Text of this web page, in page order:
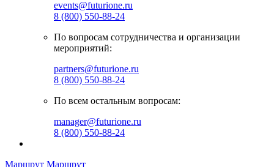
events@futurione.ru
8 (800) 550-88-24
По вопросам сотрудничества и организации
мероприятий:
partners@futurione.ru
8 (800) 550-88-24
По всем остальным вопросам:
manager@futurione.ru
8 (800) 550-88-24
Маршрут Маршрут